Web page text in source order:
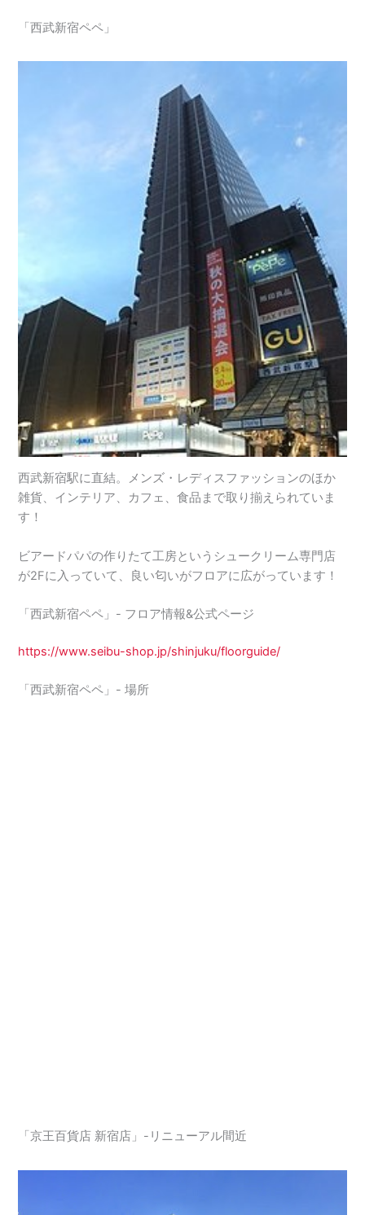
「西武新宿ペペ」
西武新宿駅に直結。メンズ・レディスファッションのほか
雑貨、インテリア、カフェ、食品まで取り揃えられていま
す！
ビアードパパの作りたて工房というシュークリーム専門店
が2Fに入っていて、良い匂いがフロアに広がっています！
「西武新宿ペペ」- フロア情報&公式ページ
https://www.seibu-shop.jp/shinjuku/floorguide/
「西武新宿ペペ」- 場所
「京王百貨店 新宿店」-リニューアル間近